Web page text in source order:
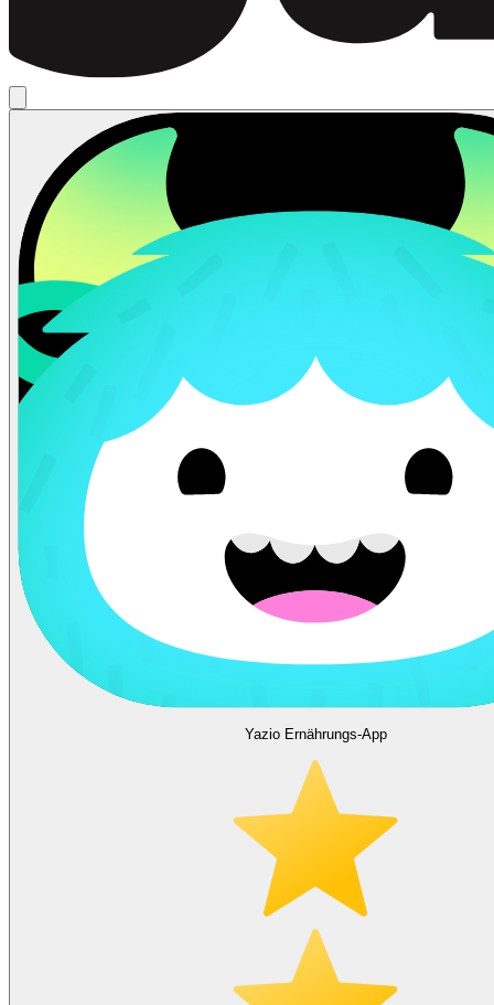
Yazio Ernährungs-App